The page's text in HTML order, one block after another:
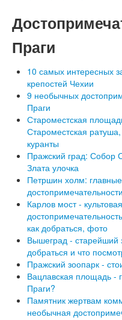
Праги
10 самых интересных
крепостей Чехии
9 необычных
Праги
Староместская
Староместская
куранты
Пражский град: Собор
Злата улочка
Петршин холм: главные
Карлов мост - культовая
как добраться, фото
Вышеград - старейший
добраться и что
Пражский зоопарк -
Вацлавская площадь -
Праги?
Памятник жертвам
необычная